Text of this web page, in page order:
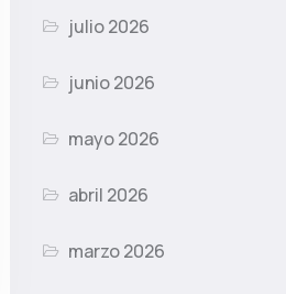
julio 2026
junio 2026
mayo 2026
abril 2026
marzo 2026